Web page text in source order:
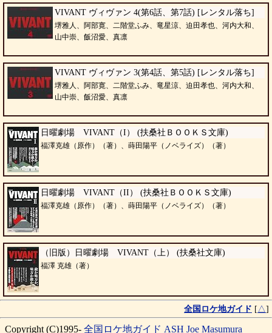
VIVANT ヴィヴァン 4(第6話、第7話) [レンタル落ち]
堺雅人、阿部寛、二階堂ふみ、竜星涼、迫田孝也、河内大和、
山中崇、飯沼愛、真凛
VIVANT ヴィヴァン 3(第4話、第5話) [レンタル落ち]
堺雅人、阿部寛、二階堂ふみ、竜星涼、迫田孝也、河内大和、
山中崇、飯沼愛、真凛
日曜劇場 VIVANT（I） (扶桑社ＢＯＯＫＳ文庫)
福澤克雄（原作）（著）、蒔田陽平（ノベライズ）（著）
日曜劇場 VIVANT（II） (扶桑社ＢＯＯＫＳ文庫)
福澤克雄（原作）（著）、蒔田陽平（ノベライズ）（著）
（旧版）日曜劇場 VIVANT（上） (扶桑社文庫)
福澤 克雄（著）
全国ロケ地ガイド [ △]
Copyright (C)1995- 全国ロケ地ガイド ASH Joe Masumura